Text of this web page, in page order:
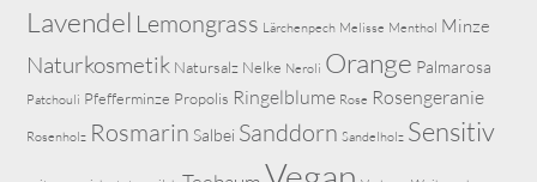
Lavendel Lemongrass Lärchenpech Melisse Menthol Minze
Naturkosmetik Natursalz Nelke Neroli Orange Palmarosa
Patchouli Pfefferminze Propolis Ringelblume Rose Rosengeranie
Rosenholz Rosmarin Salbei Sanddorn Sandelholz Sensitiv